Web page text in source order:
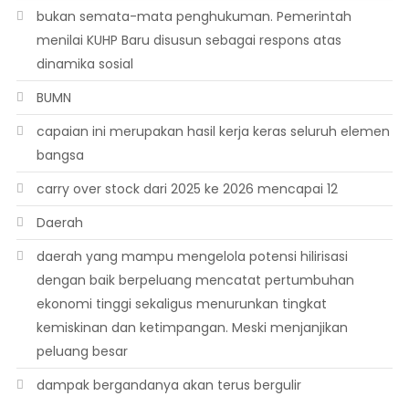
bukan semata-mata penghukuman. Pemerintah
menilai KUHP Baru disusun sebagai respons atas
dinamika sosial
BUMN
capaian ini merupakan hasil kerja keras seluruh elemen
bangsa
carry over stock dari 2025 ke 2026 mencapai 12
Daerah
daerah yang mampu mengelola potensi hilirisasi
dengan baik berpeluang mencatat pertumbuhan
ekonomi tinggi sekaligus menurunkan tingkat
kemiskinan dan ketimpangan. Meski menjanjikan
peluang besar
dampak bergandanya akan terus bergulir